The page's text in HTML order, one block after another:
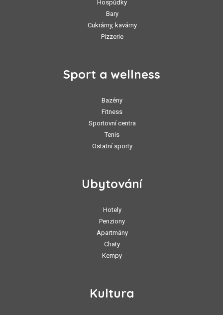
Hospůdky
Bary
Cukrárny, kavárny
Pizzerie
Sport a wellness
Bazény
Fitness
Sportovní centra
Tenis
Ostatní sporty
Ubytování
Hotely
Penziony
Apartmány
Chaty
Kempy
Kultura